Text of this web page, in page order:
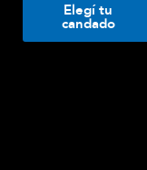
Elegí tu
candado